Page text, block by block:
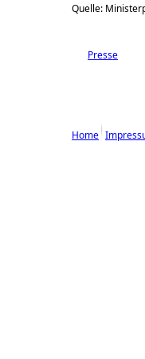
Quelle:
Presse
Home